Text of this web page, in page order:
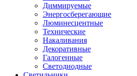
Диммируемые
Энергосберегающие
Люминесцентные
Технические
Накаливания
Декоративные
Галогенные
Светодиодные